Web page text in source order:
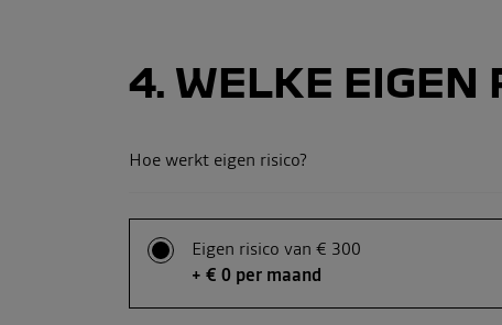
4 WELKE EIGEN
Hoe werkt eigen risico?
Eigen risico van € 300
+ € 0 per maand